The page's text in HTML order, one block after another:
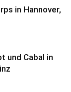
in Hannover,
und Cabal in